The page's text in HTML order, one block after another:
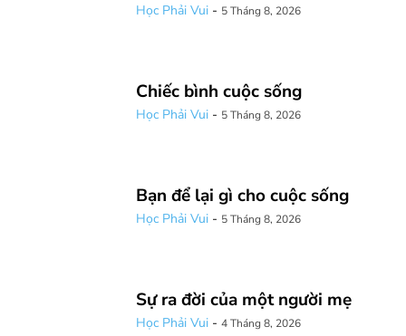
Học Phải Vui - 5 Tháng 8, 2026
Chiếc bình cuộc sống
Học Phải Vui - 5 Tháng 8, 2026
Bạn để lại gì cho cuộc sống
Học Phải Vui - 5 Tháng 8, 2026
Sự ra đời của một người mẹ
Học Phải Vui - 4 Tháng 8, 2026